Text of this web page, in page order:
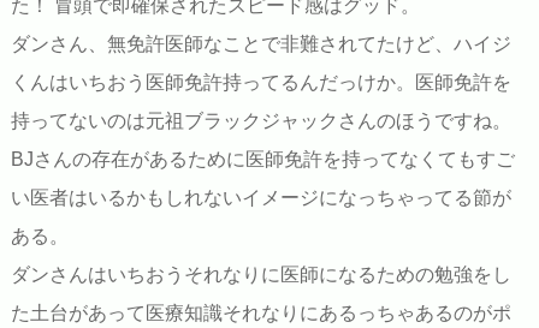
た！ 冒頭で即確保されたスピード感はグッド。
ダンさん、無免許医師なことで非難されてたけど、ハイジ
くんはいちおう医師免許持ってるんだっけか。医師免許を
持ってないのは元祖ブラックジャックさんのほうですね。
BJさんの存在があるために医師免許を持ってなくてもすご
い医者はいるかもしれないイメージになっちゃってる節が
ある。
ダンさんはいちおうそれなりに医師になるための勉強をし
た土台があって医療知識それなりにあるっちゃあるのがポ